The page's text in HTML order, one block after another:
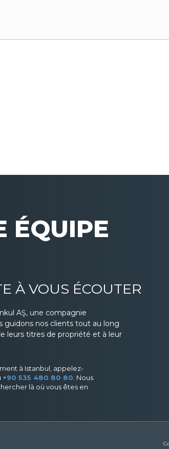
ÉQUIPE
À VOUS ÉCOUTER
AŞ, une compagnie
guidons nos clients tout au long
leurs titres de propriété et à leur
à Istanbul, appelez-
+90 535 480 80 80 . Nous
là où vous êtes en